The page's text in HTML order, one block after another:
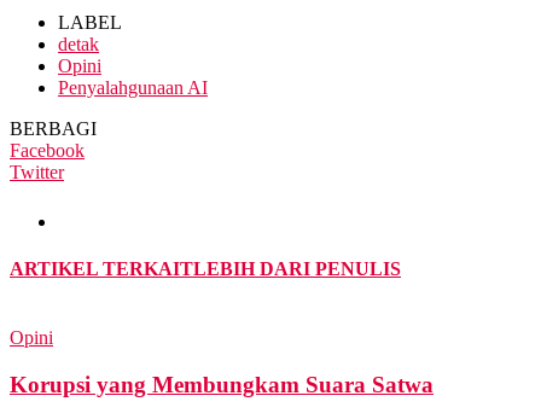
LABEL
detak
Opini
Penyalahgunaan AI
BERBAGI
Facebook
Twitter
ARTIKEL TERKAITLEBIH DARI PENULIS
Opini
Korupsi yang Membungkam Suara Satwa